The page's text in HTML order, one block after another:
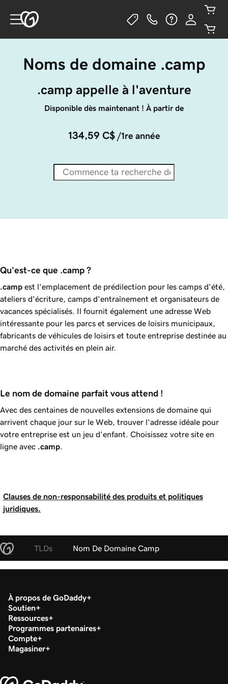
Noms de domaine .camp
.camp appelle à l'aventure
Disponible dès maintenant ! À partir de
134,59 C$ /1re année
Qu'est-ce que .camp ?
.camp est l'emplacement de prédilection pour les camps d'été,
ateliers d'écriture, camps d'entraînement et organisateurs de
vacances spécialisés. Il fournit également une adresse Web
intéressante pour les parcs et services de loisirs municipaux,
fabricants de véhicules de loisirs et toute entreprise destinée au
marché des activités en plein air.
Le nom de domaine parfait vous attend !
Avec des centaines de nouvelles extensions de domaine qui
arrivent chaque jour sur le Web, trouver l'adresse idéale pour
votre entreprise est un jeu d'enfant. Choisissez votre site en
ligne avec .camp
Clauses de non-responsabilité des produits et politiques
juridiques.
TLDs Nom De Domaine Camp
À propos de GoDaddy
Soutien
Ressources
Programmes partenaires
Compte
Magasiner